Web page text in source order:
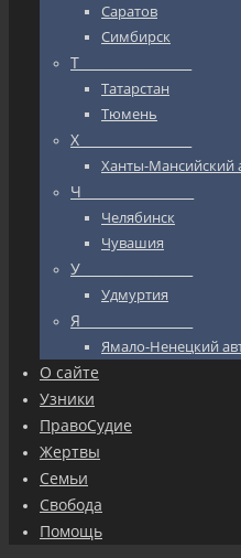
Саратов
Симбирск
Т_________________
Татарстан
Тюмень
Х_________________
Ханты-
Ч_________________
Челябинск
Чувашия
У_________________
Удмуртия
Я_________________
Ямало-Ненецкий
О сайте
Узники
ПравоСудие
Жертвы
Семьи
Свобода
Помощь